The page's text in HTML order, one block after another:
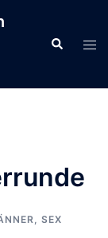
Suche
, SEX